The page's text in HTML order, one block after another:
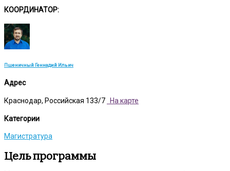
КООРДИНАТОР:
Пшеничный Геннадий Ильич
Адрес
Краснодар, Российская 133/7 На карте
Категории
Магистратура
Цель программы